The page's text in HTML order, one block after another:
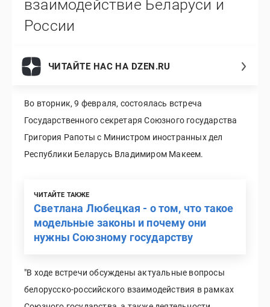
взаимодействие Беларуси и
России
ЧИТАЙТЕ НАС НА DZEN.RU
Во вторник, 9 февраля, состоялась встреча
Государственного секретаря Союзного государства
Григория Рапоты с Министром иностранных дел
Республики Беларусь Владимиром Макеем.
ЧИТАЙТЕ ТАКЖЕ
Светлана Любецкая - о том, что такое
модельные законы и почему они
нужны Союзному государству
"В ходе встречи обсуждены актуальные вопросы
белорусско-российского взаимодействия в рамках